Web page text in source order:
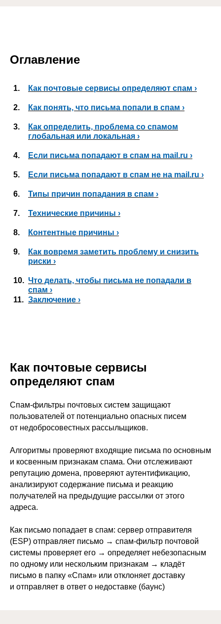
Оглавление
1. Как почтовые сервисы определяют спам ›
2. Как понять, что письма попали в спам ›
3.
Как определить, проблема со спамом
глобальная или локальная ›
4. Если письма попадают в спам на mail.ru ›
5. Если письма попадают в спам не на mail.ru ›
6. Типы причин попадания в спам ›
7. Технические причины ›
8. Контентные причины ›
9.
Как вовремя заметить проблему и снизить
риски ›
10. Что делать, чтобы письма не попадали в
спам ›
11. Заключение ›
Как почтовые сервисы
определяют спам
Спам-фильтры почтовых систем защищают
пользователей от потенциально опасных писем
от недобросовестных рассыльщиков.
Алгоритмы проверяют входящие письма по основным
и косвенным признакам спама. Они отслеживают
репутацию домена, проверяют аутентификацию,
анализируют содержание письма и реакцию
получателей на предыдущие рассылки от этого
адреса.
Как письмо попадает в спам: сервер отправителя
(ESP) отправляет письмо → спам-фильтр почтовой
системы проверяет его → определяет небезопасным
по одному или нескольким признакам → кладёт
письмо в папку «Спам» или отклоняет доставку
и отправляет в ответ о недоставке (баунс)